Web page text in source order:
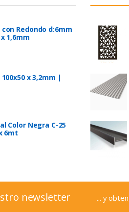
Redondo d:6mm
1,6mm
x 3,2mm |
Color Negra C-25
6mt
newsletter ... y